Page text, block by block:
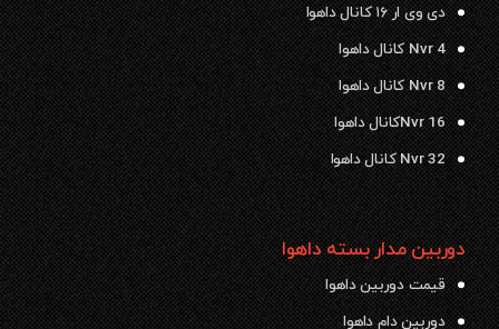
دی وی ار ۱۶ کانال داهوا
Nvr 4 کانال داهوا
Nvr 8 کانال داهوا
Nvr 16کانال داهوا
Nvr 32 کانال داهوا
دوربین مدار بسته داهوا
قیمت دوربین داهوا
دوربین دام داهوا